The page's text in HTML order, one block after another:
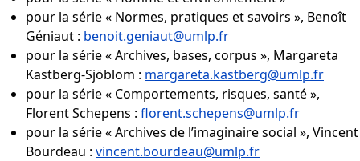
pour la série « Normes, pratiques et savoirs », Benoît
Géniaut : benoit.geniaut@umlp.fr
pour la série «Archives, bases, corpus », Margareta
Kastberg-Sjöblom : margareta.kastberg@umlp.fr
pour la série « Comportements, risques, santé»,
Florent Schepens : florent.schepens@umlp.fr
pour la série «Archives de l’imaginaire social », Vincent
Bourdeau : vincent.bourdeau@umlp.fr